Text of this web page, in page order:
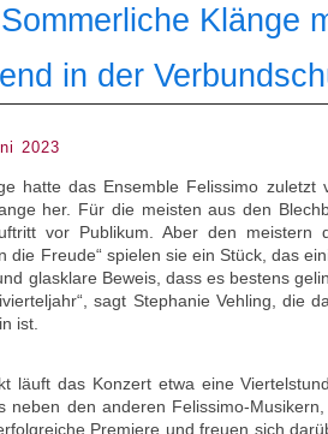
Klänge
in der
2023
hatte das Ensemble Felissimo
her. Für die meisten aus den
vor Publikum. Aber den meistern
die Freude“ spielen sie ein Stück, das
glasklare Beweis, dass es bestens
sagt Stephanie Vehling, die
ist.
läuft das Konzert etwa eine
neben den anderen Felissimo-
Premiere und freuen sich